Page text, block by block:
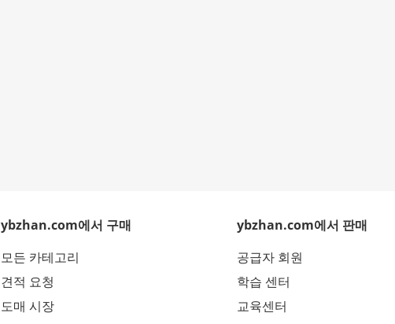
ybzhan.com에서 구매
모든 카테고리
견적 요청
도매 시장
ybzhan.com에서 판매
공급자 회원
학습 센터
교육센터